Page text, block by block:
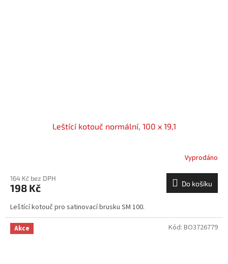
Leštící kotouč normální, 100 x 19,1
Vyprodáno
164 Kč bez DPH
198 Kč Do košíku
Leštící kotouč pro satinovací brusku SM 100.
Akce Kód: BO3726779